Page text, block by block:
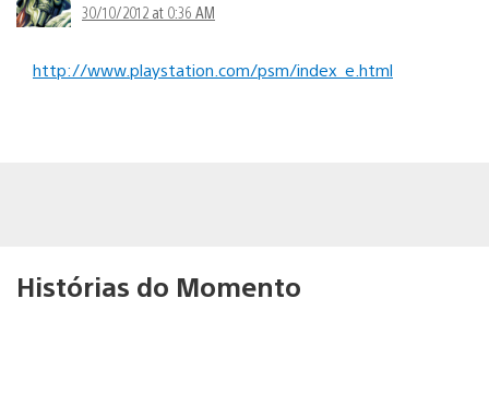
30/10/2012 at 0:36 AM
http://www.playstation.com/psm/index_e.html
Histórias do Momento